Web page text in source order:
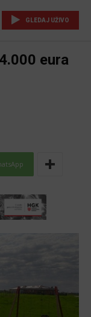
GLEDAJ UŽIVO
eura